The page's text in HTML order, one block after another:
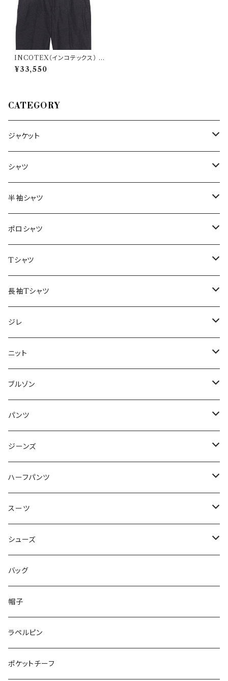
INCOTEX（インコテックス） パ
ンツ 1AG064 24261
¥33,550
CATEGORY
ジャケット
～44/S
46/M
48/L
50/XL～
シャツ
～44/S
46/M
48/L
50/XL～
半袖シャツ
～44/S
46/M
48/L
50/XL～
ポロシャツ
～44/S
46/M
48/L
50/XL～
Tシャツ
～44/S
46/M
48/L
50/XL～
長袖Tシャツ
～44/S
46/M
48/L
50/XL～
ジレ
～44/S
46/M
48/L
50/XL～
ニット
～44/S
46/M
48/L
50/XL～
ブルゾン
～44/S
46/M
48/L
50/XL～
パンツ
～44/S
46/M
48/L
50/XL～
ジーンズ
～44/S
46/M
48/L
50/XL～
ハーフパンツ
～44/S
46/M
48/L
50/XL～
スーツ
～44/S
46/M
48/L
50/XL～
シューズ
～25.5cm
26cm～
27cm～
28cm～
バッグ
帽子
ラペルピン
ポケットチーフ